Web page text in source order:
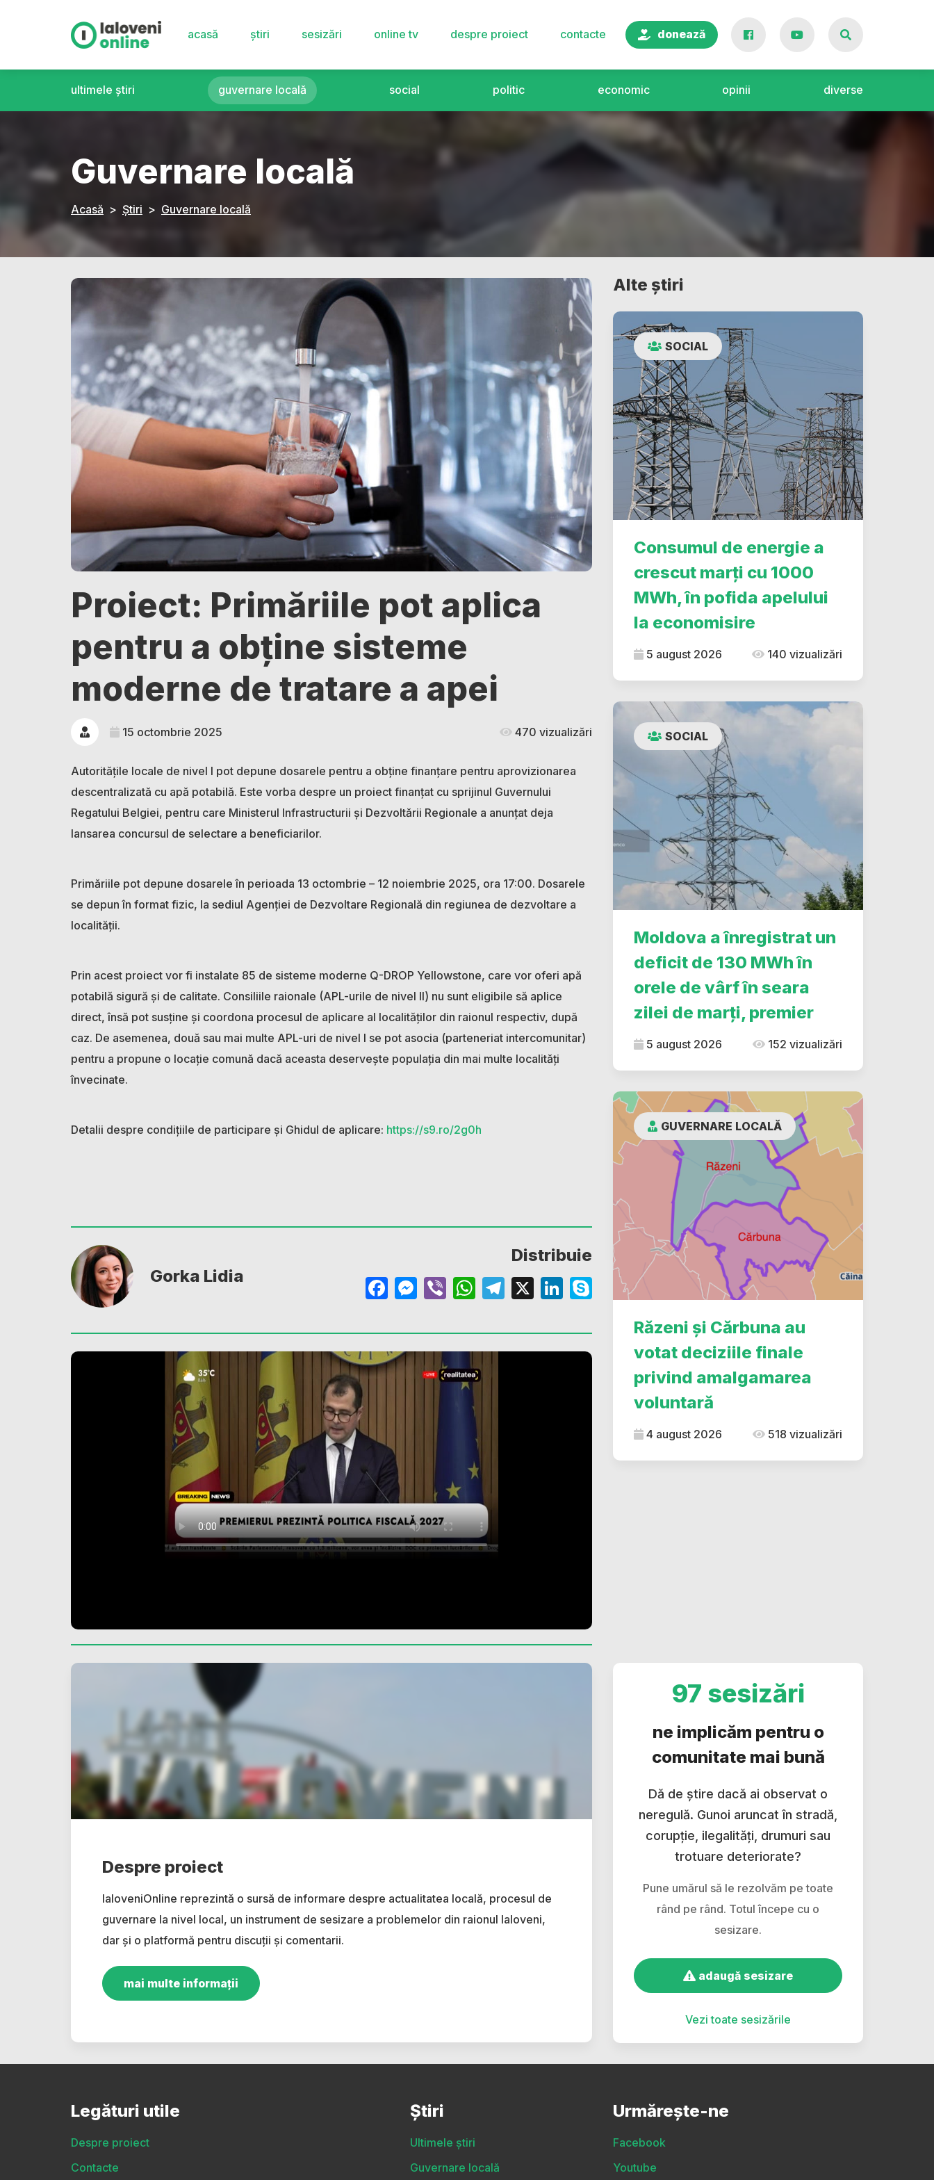
acasă știri sesizări online tv despre proiect contacte donează
ultimele știri guvernare locală social politic economic opinii diverse
Guvernare locală
Acasă Știri Guvernare locală
Proiect: Primăriile pot aplica
pentru a obține sisteme
moderne de tratare a apei
15 octombrie 2025 470 vizualizări
Autoritățile locale de nivel I pot depune dosarele pentru a obține finanțare pentru aprovizionarea
descentralizată cu apă potabilă. Este vorba despre un proiect finanțat cu sprijinul Guvernului
Regatului Belgiei, pentru care Ministerul Infrastructurii și Dezvoltării Regionale a anunțat deja
lansarea concursul de selectare a beneficiarilor.
Primăriile pot depune dosarele în perioada 13 octombrie – 12 noiembrie 2025, ora 17:00. Dosarele
se depun în format fizic, la sediul Agenției de Dezvoltare Regională din regiunea de dezvoltare a
localității.
Prin acest proiect vor fi instalate 85 de sisteme moderne Q-DROP Yellowstone, care vor oferi apă
potabilă sigură și de calitate. Consiliile raionale (APL-urile de nivel II) nu sunt eligibile să aplice
direct, însă pot susține şi coordona procesul de aplicare al localităților din raionul respectiv, după
caz. De asemenea, două sau mai multe APL-uri de nivel I se pot asocia (parteneriat intercomunitar)
pentru a propune o locație comună dacă aceasta deserveşte populația din mai multe localități
învecinate.
Detalii despre condițiile de participare și Ghidul de aplicare: https://s9.ro/2g0h
Gorka Lidia
Distribuie
Facebook
Messenger
ViberWhatsApp
Telegram
X LinkedIn
Skype
Alte știri
SOCIAL
Consumul de energie a
crescut marți cu 1000
MWh, în pofida apelului
la economisire
5 august 2026 140 vizualizări
SOCIAL
Moldova a înregistrat un
deficit de 130 MWh în
orele de vârf în seara
zilei de marți, premier
5 august 2026 152 vizualizări
GUVERNARE LOCALĂ
Răzeni și Cărbuna au
votat deciziile finale
privind amalgamarea
voluntară
4 august 2026 518 vizualizări
Despre proiect
IaloveniOnline reprezintă o sursă de informare despre actualitatea locală, procesul de
guvernare la nivel local, un instrument de sesizare a problemelor din raionul Ialoveni,
dar și o platformă pentru discuții și comentarii.
mai multe informații
97 sesizări
ne implicăm pentru o
comunitate mai bună
Dă de știre dacă ai observat o
neregulă. Gunoi aruncat în stradă,
corupție, ilegalități, drumuri sau
trotuare deteriorate?
Pune umărul să le rezolvăm pe toate
rând pe rând. Totul începe cu o
sesizare.
adaugă sesizare
Vezi toate sesizările
Legături utile
Despre proiect
Contacte
Știri
Ultimele știri
Guvernare locală
Urmărește-ne
Facebook
Youtube